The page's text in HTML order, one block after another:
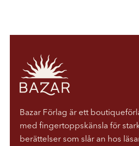
Bazar Förlag är ett
med fingertoppskänsla för
berättelser som slår an hos